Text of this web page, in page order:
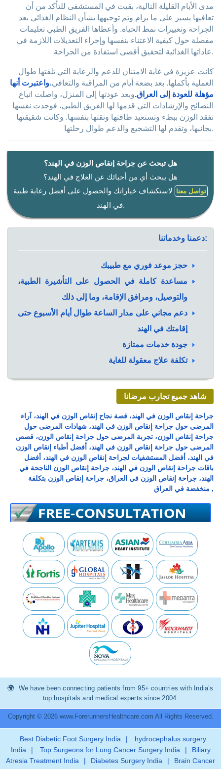
مدى الأيام القليلة التالية، بقيت في المستشفى للتأكد من أن
تعافيها يسير على ما يرام وتم توجيهها بشأن النظام الغذائي بعد
الجراحة وتغييرات نمط الحياة. وأعطاها الفريق الطبي تعليمات
مفصلة حول كيفية الاعتناء بنفسها وإجراء التعديلات اللازمة في
عاداتها الغذائية لتحقيق أقصى استفادة من الجراحة.
كانت عزيزة في غاية الامتنان للدعم والرعاية التي تلقتها طوال
العملية بأكملها. بعد بضعة أيام من المراقبة والتعافي،واعتبرت أنها
مؤهلة للعودة إلى العراق.وبعد عودتها إلى المنزل، واصلت اتباع
النصائح والإرشادات التي قدمها لها الفريق الطبي، فوجدت نفسها
تفقد الوزن ببطء وتستعيد طاقتها وثقتها بنفسها. وكانت شقيقتها
بجانبها، وتقدم لها التشجيع والدعم طوال رحلتها.
هل تبحث عن جراحة إنقاص الوزن في الهند؟
هل يبحث أي من أحبائك عن العلاج في الهند؟
تواصل معنا
لاستكشاف خياراتك والحصول على أفضل رعاية طبية
في الهند.
دعمنا وخدماتنا:
حجز موعد فوري مع طبيبك
مساعدة كاملة في الحصول على التأشيرة الطبية،
والتوصيل، ومرافق الإقامة، وما إلى ذلك
دعم مجاني على مدار الساعة طوال أيام الأسبوع حتى
إقامتك في الهند
جودة خدمات ممتازة
تكلفة علاج معقولة للغاية
شاهد جميع تجارب مرضانا
جراحة إنقاص الوزن في الهند، قصة نجاح إنقاص الوزن في الهند، آراء
المرضى حول جراحة إنقاص الوزن في الهند، شهادات المرضى حول
جراحة إنقاص الوزن، تجربة المرضى حول جراحة إنقاص الوزن، قصص
المرضى حول جراحة إنقاص الوزن في الهند، أفضل أطباء إنقاص الوزن
في الهند، أفضل المستشفيات لجراحة إنقاص الوزن في الهند، أفضل
باقات جراحة إنقاص الوزن في الهند، جراحة إنقاص الوزن الناجحة في
الهند، جراحة إنقاص الوزن في العراق، جراحة إنقاص الوزن بتكلفة
منخفضة في العراق ,
We have been connecting patients from 95+ countries with India’s
top hospitals and medical experts since 2004.
Copyright © 2026 www.ForerunnersHealthcare.com All Rights Reserved.
Best Diabetic Foot Surgery India |
hydrocephalus surgery
India
| Top Surgeons for Lung Cancer Surgery India |
Biliary
Atresia Treatment India
| Diabetes Surgery India |
Brain Cancer